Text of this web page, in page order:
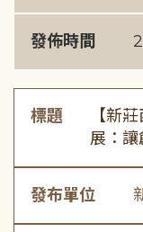
發佈時間
標題
【新
展：
發布單位